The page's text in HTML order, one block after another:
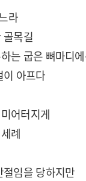
라
골목길
는 굽은 뼈마디
이 아프다
어터지게
례
임을 당하지만